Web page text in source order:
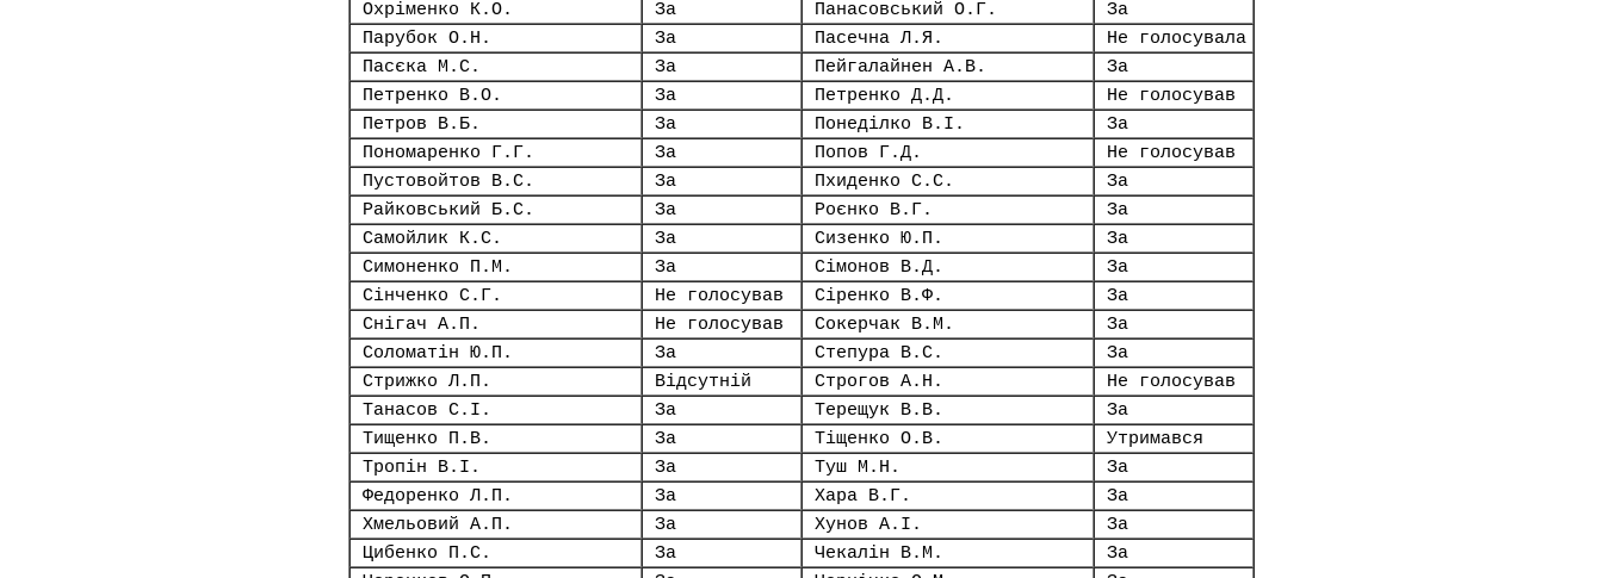
Охріменко К.О.
За Панасовський О.Г.
За
Парубок О.Н.
За Пасечна Л.Я.
Не голосувала
Пасєка М.С.
За Пейгалайнен А.В.
За
Петренко В.О.
За Петренко Д.Д.
Не голосував
Петров В.Б.
За Понеділко В.І.
За
Пономаренко Г.Г.
За Попов Г.Д.
Не голосував
Пустовойтов В.С.
За Пхиденко С.С.
За
Райковський Б.С.
За Роєнко В.Г.
За
Самойлик К.С.
За Сизенко Ю.П.
За
Симоненко П.М.
За Сімонов В.Д.
За
Сінченко С.Г.
Не голосував Сіренко В.Ф.
За
Снігач А.П.
Не голосував Сокерчак В.М.
За
Соломатін Ю.П.
За Степура В.С.
За
Стрижко Л.П.
Відсутній Строгов А.Н.
Не голосував
Танасов С.І.
За Терещук В.В.
За
Тищенко П.В.
За Тіщенко О.В.
Утримався
Тропін В.І.
За Туш М.Н.
За
Федоренко Л.П.
За Хара В.Г.
За
Хмельовий А.П.
За Хунов А.І.
За
Цибенко П.С.
За Чекалін В.М.
За